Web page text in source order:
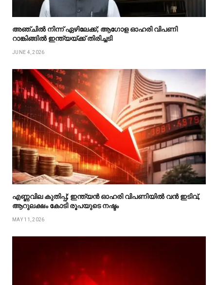
അഞ്ചിൽ നിന്ന് ഏഴിലേക്ക്; ആഗോള ഓഹരി വിപണി
റാങ്കിങ്ങിൽ ഇന്ത്യയ്ക്ക് തിരിച്ചടി
JUNE 4, 2026
എണ്ണവില കുതിപ്പ്; ഇന്ത്യൻ ഓഹരി വിപണിയിൽ വൻ ഇടിവ്,
ആറുലക്ഷം കോടി രൂപയുടെ നഷ്ടം
MAY 11, 2026